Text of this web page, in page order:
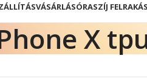
VÁSÁRLÁSÓRASZÍJ
X